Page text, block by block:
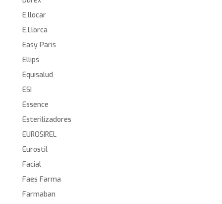
E.llocar
E.Llorca
Easy Paris
Ellips
Equisalud
ESI
Essence
Esterilizadores
EUROSIREL
Eurostil
Facial
Faes Farma
Farmaban